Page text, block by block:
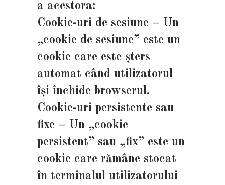
a acestora:
Cookie-uri de sesiune – Un
„cookie de sesiune” este un
cookie care este șters
automat când utilizatorul
își închide browserul.
Cookie-uri persistente sau
fixe – Un „cookie
persistent” sau „fix” este un
cookie care rămâne stocat
în terminalul utilizatorului